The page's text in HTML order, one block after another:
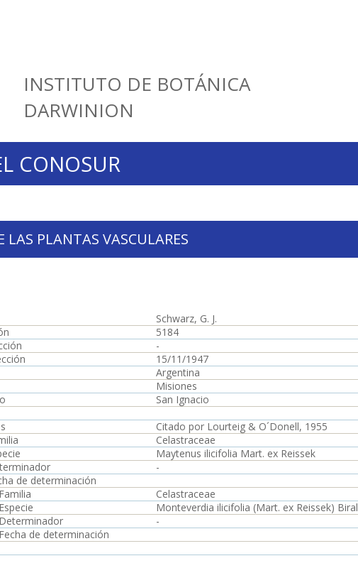
INSTITUTO DE BOTÁNICA
DARWINION
CONOSUR
LAS PLANTAS VASCULARES
Schwarz, G. J.
5184
-
15/11/1947
Argentina
Misiones
San Ignacio
Citado por Lourteig & O´Donell, 1955
Celastraceae
Maytenus ilicifolia Mart. ex Reissek
-
de determinación
Celastraceae
Monteverdia ilicifolia (Mart. ex Reissek) Biral
-
de determinación